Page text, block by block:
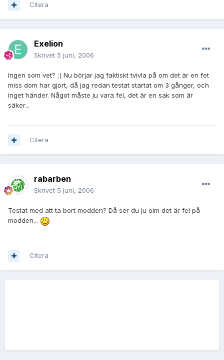
Citera
Exelion
Skrivet 5 juni, 2006
Ingen som vet? ;( Nu börjar jag faktiskt tvivla på om det är en fet
miss dom har gjort, då jag redan testat startat om 3 gånger, och
inget händer. Något måste ju vara fel, det är en sak som är
säker...
Citera
rabarben
Skrivet 5 juni, 2006
Testat med att ta bort modden? Då ser du ju oim det är fel på
modden...
Citera